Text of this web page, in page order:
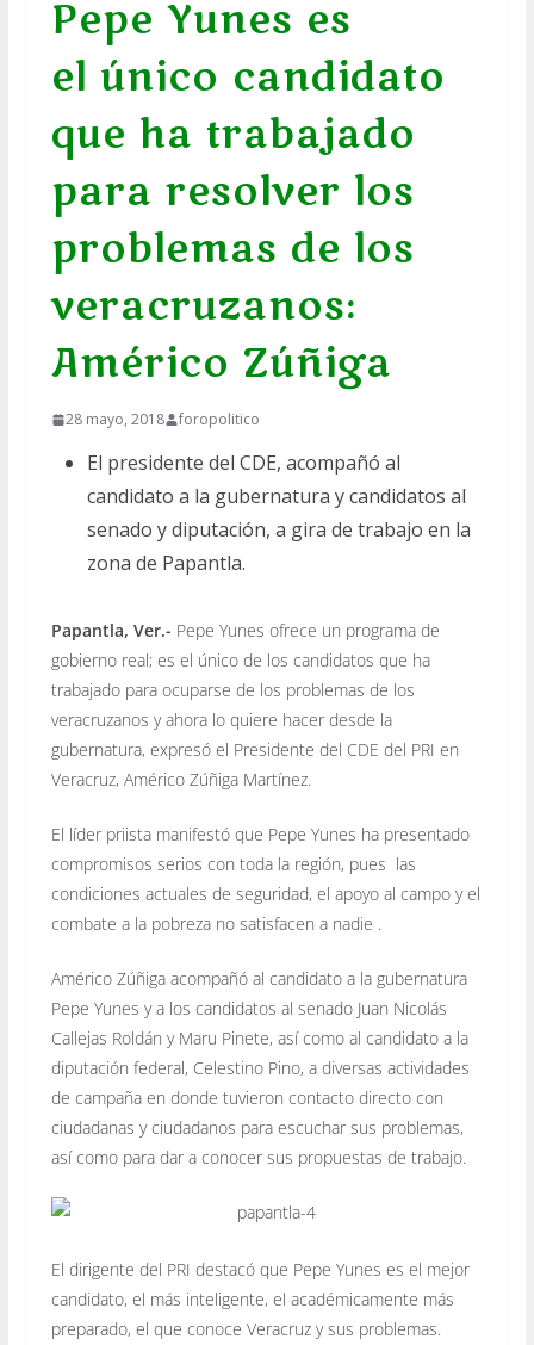
Pepe Yunes es
el único candidato
que ha trabajado
para resolver los
problemas de los
veracruzanos:
Américo Zúñiga
28 mayo, 2018 foropolitico
El presidente del CDE, acompañó al
candidato a la gubernatura y candidatos al
senado y diputación, a gira de trabajo en la
zona de Papantla.
Papantla, Ver.- Pepe Yunes ofrece un programa de
gobierno real; es el único de los candidatos que ha
trabajado para ocuparse de los problemas de los
veracruzanos y ahora lo quiere hacer desde la
gubernatura, expresó el Presidente del CDE del PRI en
Veracruz, Américo Zúñiga Martínez.
El líder priista manifestó que Pepe Yunes ha presentado
compromisos serios con toda la región, pues las
condiciones actuales de seguridad, el apoyo al campo y el
combate a la pobreza no satisfacen a nadie .
Américo Zúñiga acompañó al candidato a la gubernatura
Pepe Yunes y a los candidatos al senado Juan Nicolás
Callejas Roldán y Maru Pinete, así como al candidato a la
diputación federal, Celestino Pino, a diversas actividades
de campaña en donde tuvieron contacto directo con
ciudadanas y ciudadanos para escuchar sus problemas,
así como para dar a conocer sus propuestas de trabajo.
El dirigente del PRI destacó que Pepe Yunes es el mejor
candidato, el más inteligente, el académicamente más
preparado, el que conoce Veracruz y sus problemas.